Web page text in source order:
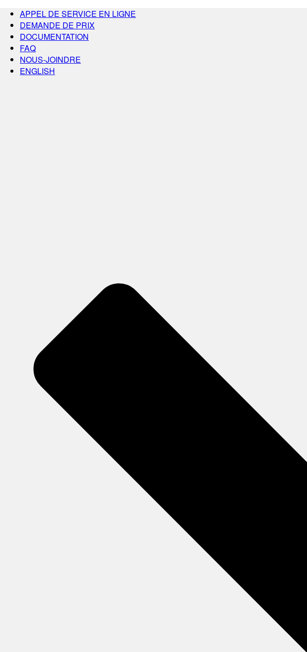
APPEL DE SERVICE EN LIGNE
DEMANDE DE PRIX
DOCUMENTATION
FAQ
NOUS-JOINDRE
ENGLISH